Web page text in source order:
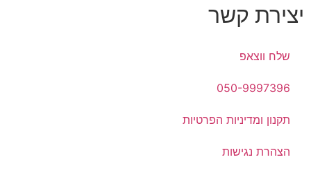
יצירת קשר
שלח ווצאפ
050-9997396
תקנון ומדיניות הפרטיות
הצהרת נגישות